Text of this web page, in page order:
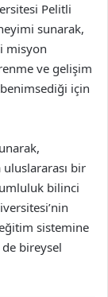
Pelitli
sunarak,
misyon
ve gelişim
için
bir
bilinci
sistemine
bireysel